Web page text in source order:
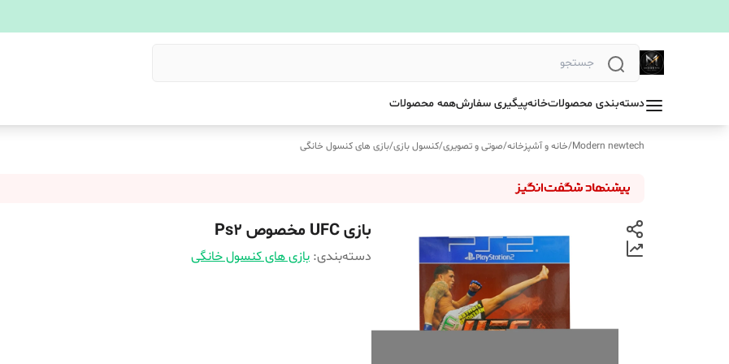
دسته‌بندی محصولاتخانهپیگیری سفارشهمه محصولات
Modern newtech
/خانه و آشپزخانه/صوتی و تصویری/کنسول بازی/بازی های کنسول خانگی
بازی UFC مخصوص Ps2
دسته‌بندی: بازی های کنسول خانگی